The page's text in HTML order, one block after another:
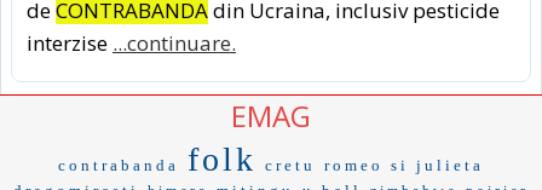
deCONTRABANDAdin Ucraina, inclusiv pesticide
interzise ...continuare.
EMAG
contrabanda folk cretu
romeo si julieta